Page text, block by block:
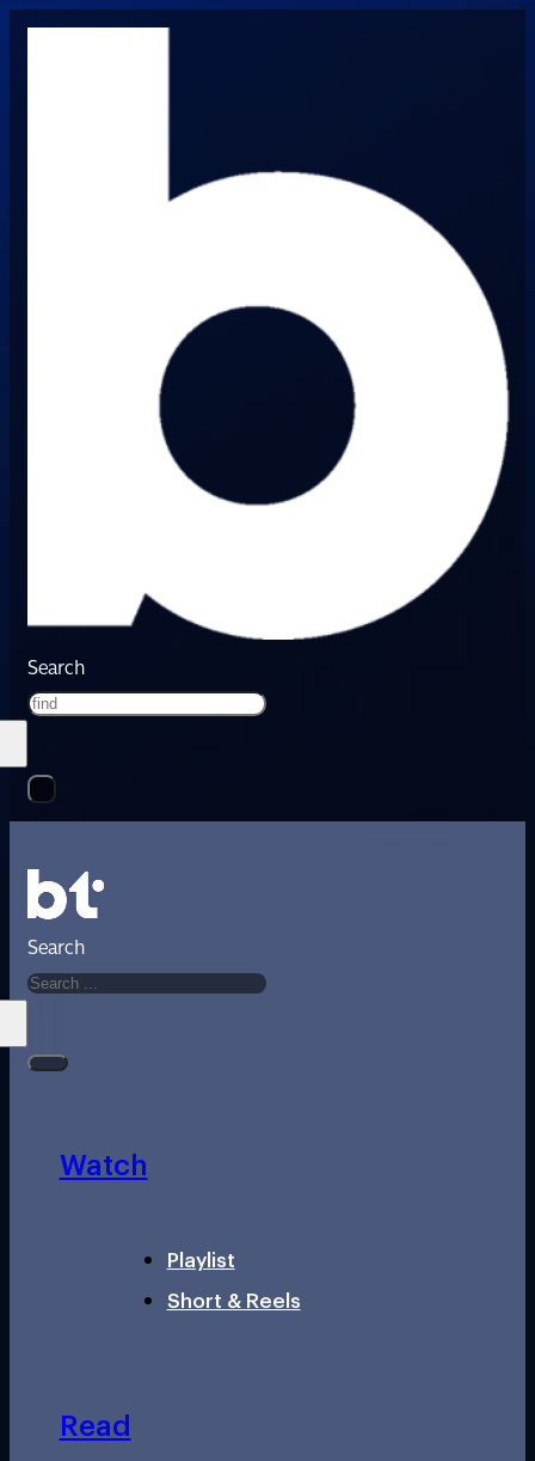
Search
Search
Watch
Playlist
Short & Reels
Read